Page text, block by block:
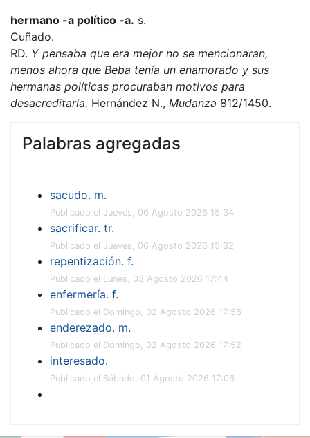
hermano -a político -a. s.
Cuñado.
RD. Y pensaba que era mejor no se mencionaran,
menos ahora que Beba tenía un enamorado y sus
hermanas políticas procuraban motivos para
desacreditarla. Hernández N., Mudanza 812/1450.
Palabras agregadas
sacudo. m.
Publicado el Jueves, 06 Agosto 2026 15:34
sacrificar. tr.
Publicado el Jueves, 06 Agosto 2026 15:32
repentización. f.
Publicado el Lunes, 03 Agosto 2026 17:44
enfermería. f.
Publicado el Domingo, 02 Agosto 2026 17:58
enderezado. m.
Publicado el Domingo, 02 Agosto 2026 17:52
interesado.
Publicado el Sábado, 01 Agosto 2026 17:06